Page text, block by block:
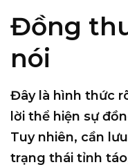
Đồng
nói
Đây là hình thức
lời thể hiện sự
Tuy nhiên, cần
trạng thái tỉnh